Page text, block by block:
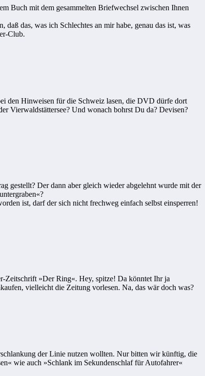
Buch mit dem gesammelten Briefwechsel zwischen Ihnen
das, was ich Schlechtes an mir habe, genau das ist, was
Club.
den Hinweisen für die Schweiz lasen, die DVD dürfe dort
Vierwaldstättersee? Und wonach bohrst Du da? Devisen?
gestellt? Der dann aber gleich wieder abgelehnt wurde mit der
ist, darf der sich nicht frechweg einfach selbst einsperren!
Zeitschrift »Der Ring«. Hey, spitze! Da könntet Ihr ja
vielleicht die Zeitung vorlesen. Na, das wär doch was?
der Linie nutzen wollten. Nur bitten wir künftig, die
wie auch »Schlank im Sekundenschlaf für Autofahrer«